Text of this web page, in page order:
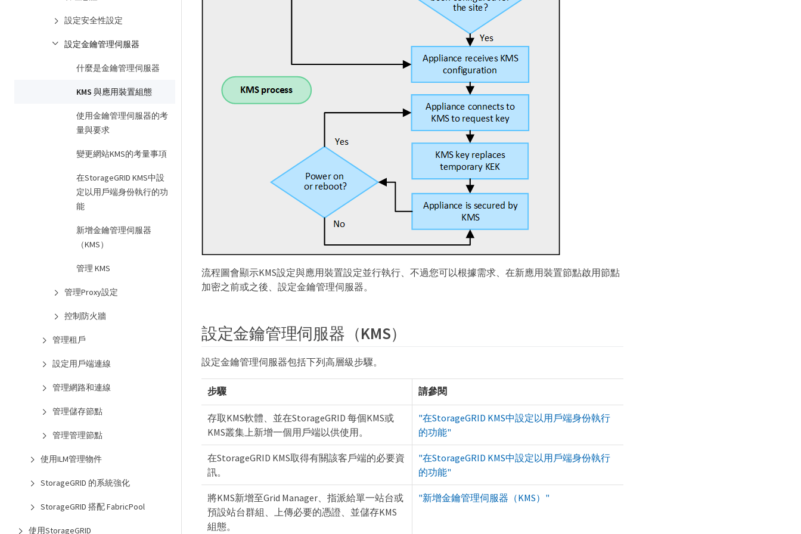
設定安全性設定
設定金鑰管理伺服器
什麼是金鑰管理伺服器
KMS 與應用裝置組態
使用金鑰管理伺服器的考
量與要求
變更網站KMS的考量事項
在StorageGRID KMS中設
定以用戶端身份執行的功
能
新增金鑰管理伺服器
（KMS）
管理 KMS
管理Proxy設定
控制防火牆
管理租戶
設定用戶端連線
管理網路和連線
管理儲存節點
管理管理節點
使用ILM管理物件
StorageGRID 的系統強化
StorageGRID 搭配 FabricPool
使用StorageGRID
流程圖會顯示KMS設定與應用裝置設定並行執行、不過您可以根據需求、在新應用裝置節點啟用節點
加密之前或之後、設定金鑰管理伺服器。
設定金鑰管理伺服器（KMS）
設定金鑰管理伺服器包括下列高層級步驟。
步驟 請參閱
存取KMS軟體、並在StorageGRID 每個KMS或
KMS叢集上新增一個用戶端以供使用。
"在StorageGRID KMS中設定以用戶端身份執行
的功能"
在StorageGRID KMS取得有關該客戶端的必要資
訊。
"在StorageGRID KMS中設定以用戶端身份執行
的功能"
將KMS新增至Grid Manager、指派給單一站台或
預設站台群組、上傳必要的憑證、並儲存KMS
組態。
"新增金鑰管理伺服器（KMS）"